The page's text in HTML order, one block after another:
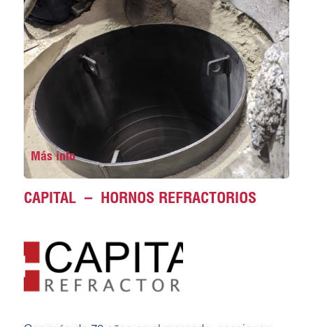
Más info
CAPITAL – HORNOS REFRACTORIOS